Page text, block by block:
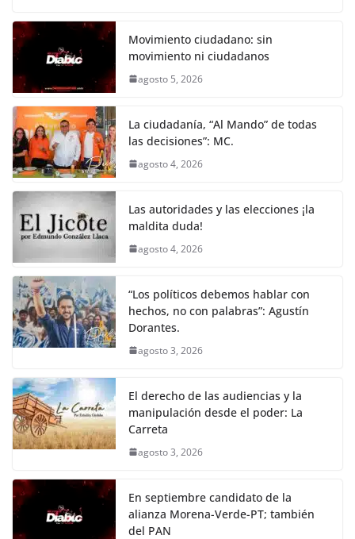
k
c
e
b
o
o
k
itt
er s
A
p
e
n
er
gr
a
p
ar
Movimiento ciudadano: sin
movimiento ni ciudadanos
agosto 5, 2026
La ciudadanía, “Al Mando” de todas
las decisiones”: MC.
agosto 4, 2026
Las autoridades y las elecciones ¡la
maldita duda!
agosto 4, 2026
“Los políticos debemos hablar con
hechos, no con palabras”: Agustín
Dorantes.
agosto 3, 2026
El derecho de las audiencias y la
manipulación desde el poder: La
Carreta
agosto 3, 2026
En septiembre candidato de la
alianza Morena-Verde-PT; también
del PAN